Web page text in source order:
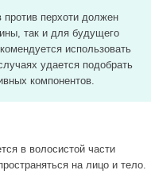
перхоти должен
так и для будущего
использовать
удается подобрать
компонентов.
в волосистой части
на лицо и тело.